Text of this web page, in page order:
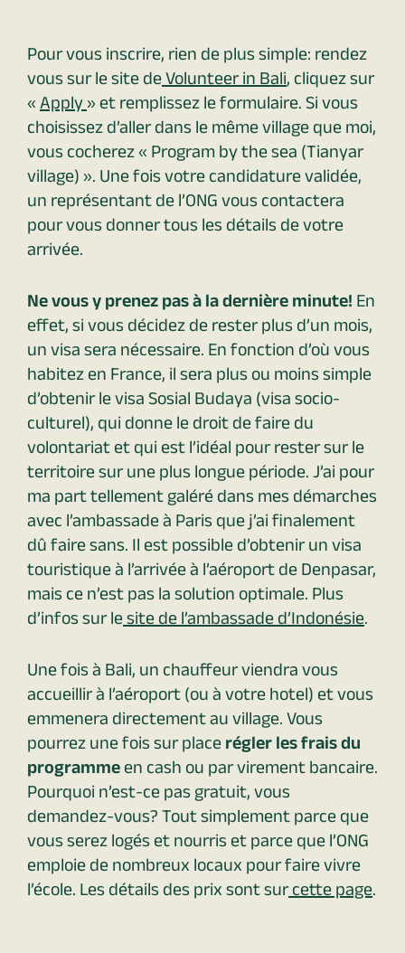
Pour vous inscrire, rien de plus simple: rendez
vous sur le site deVolunteer in Bali, cliquez sur
«Apply» et remplissez le formulaire. Si vous
choisissez d’aller dans le même village que moi,
vous cocherez « Program by the sea (Tianyar
village) ». Une fois votre candidature validée,
un représentant de l’ONG vous contactera
pour vous donner tous les détails de votre
arrivée.
Ne vous y prenez pas à la dernière minute!En
effet, si vous décidez de rester plus d’un mois,
un visa sera nécessaire. En fonction d’où vous
habitez en France, il sera plus ou moins simple
d’obtenir le visa Sosial Budaya (visa socio-
culturel), qui donne le droit de faire du
volontariat et qui est l’idéal pour rester sur le
territoire sur une plus longue période. J’ai pour
ma part tellement galéré dans mes démarches
avec l’ambassade à Paris que j’ai finalement
dû faire sans. Il est possible d’obtenir un visa
touristique à l’arrivée à l’aéroport de Denpasar,
mais ce n’est pas la solution optimale. Plus
d’infos sur lesite de l’ambassade d’Indonésie.
Une fois à Bali, un chauffeur viendra vous
accueillir à l’aéroport (ou à votre hotel) et vous
emmenera directement au village. Vous
pourrez une fois sur placerégler les fraisdu
programmeen cash ou par virement bancaire.
Pourquoi n’est-ce pas gratuit, vous
demandez-vous? Tout simplement parce que
vous serez logés et nourris et parce que l’ONG
emploie de nombreux locaux pour faire vivre
l’école. Les détails des prix sont surcette page.